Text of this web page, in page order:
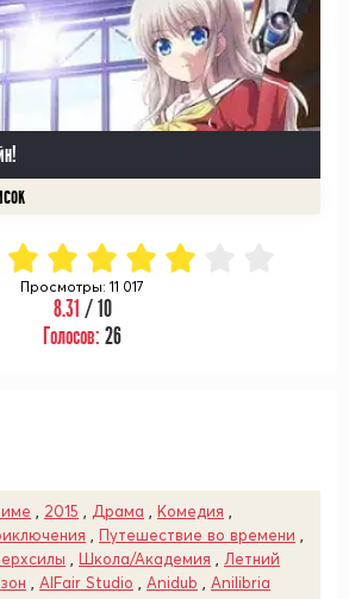
Просмотры: 11 017
8.31 / 10
Голосов: 26
2015 Драма Комедия
Путешествие во времени
Школа/Академия
Летний
AlFair Studio Anidub Anilibria